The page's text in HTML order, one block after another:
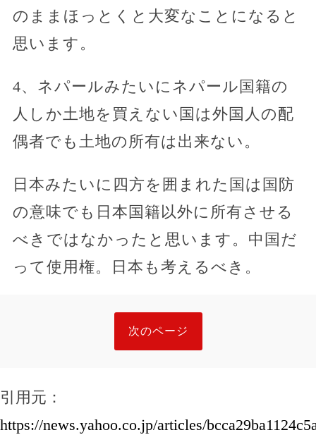
のままほっとくと大変なことになると
思います。
4、ネパールみたいにネパール国籍の
人しか土地を買えない国は外国人の配
偶者でも土地の所有は出来ない。
日本みたいに四方を囲まれた国は国防
の意味でも日本国籍以外に所有させる
べきではなかったと思います。中国だ
って使用権。日本も考えるべき。
次のページ
引用元：
https://news.yahoo.co.jp/articles/